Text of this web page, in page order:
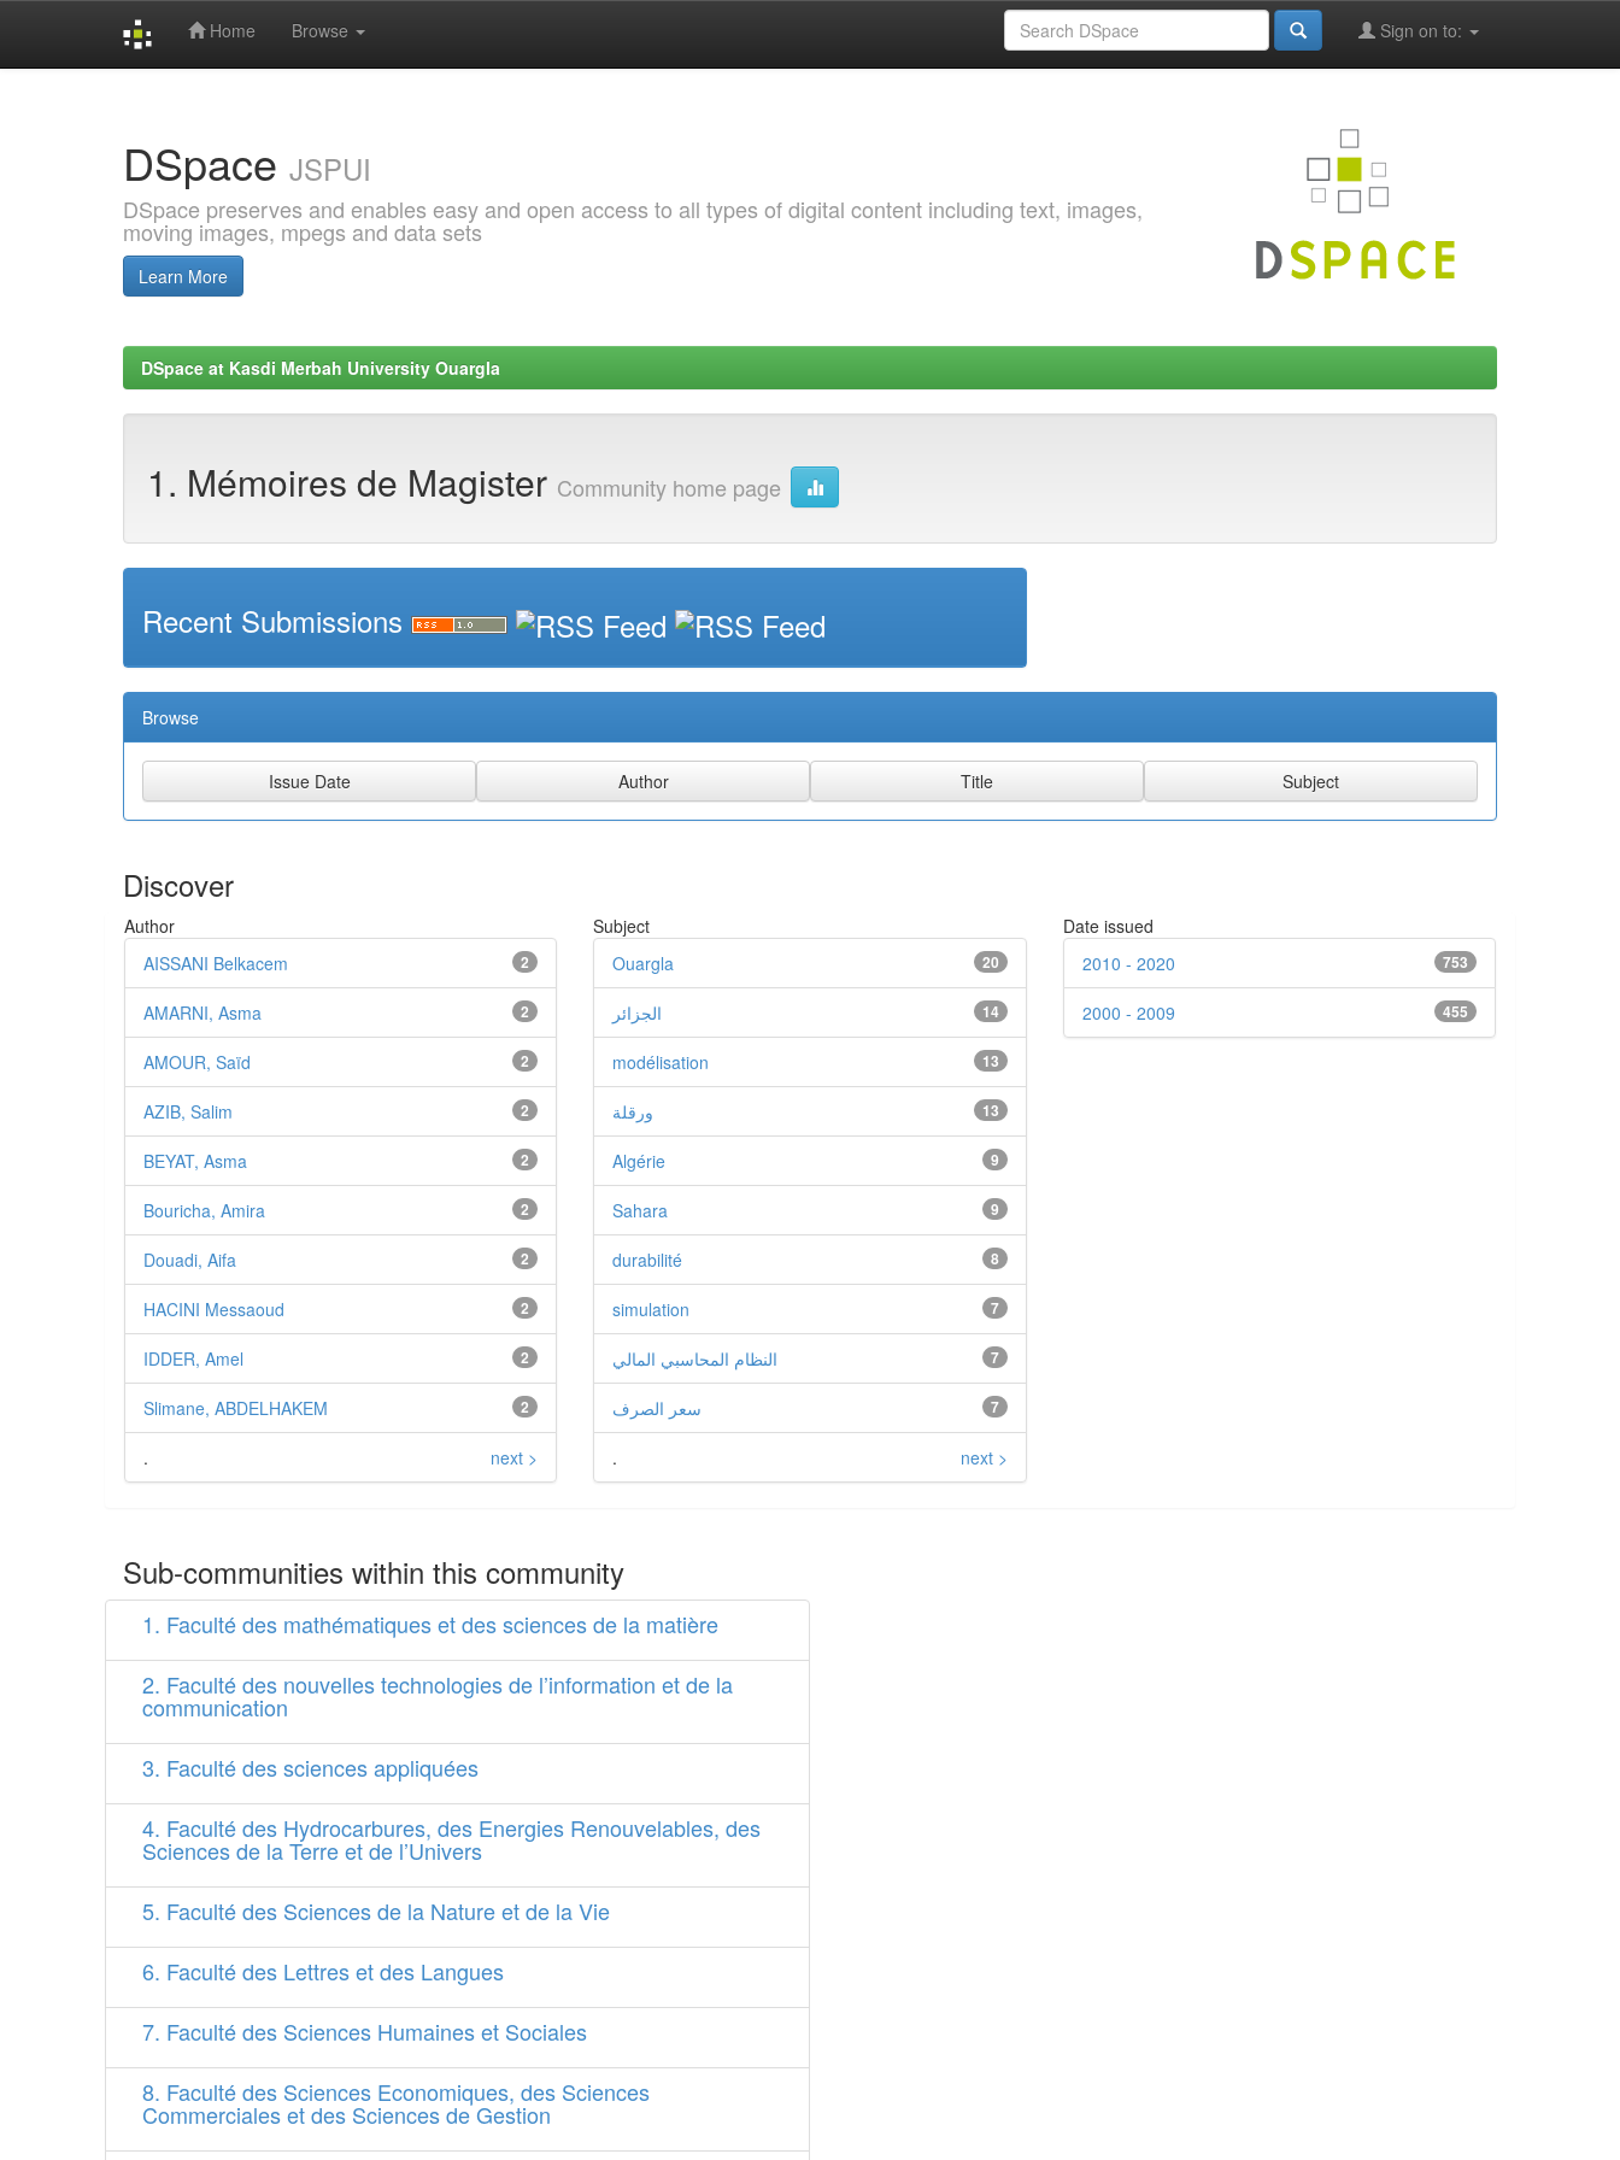
Home Browse Sign on to:
DSpace JSPUI
DSpace preserves and enables easy and open access to all types of digital content including text, images,
moving images, mpegs and data sets
Learn More
DSpace at Kasdi Merbah University Ouargla
1. Mémoires de Magister Community home page
Recent Submissions
Browse
Discover
Author
2
AISSANI Belkacem
2
AMARNI, Asma
2
AMOUR, Saïd
2
AZIB, Salim
2
BEYAT, Asma
2
Bouricha, Amira
2
Douadi, Aifa
2
HACINI Messaoud
2
IDDER, Amel
2
Slimane, ABDELHAKEM
. next >
Subject
20
Ouargla
14 الجزائر
13
modélisation
13 ورقلة
9
Algérie
9
Sahara
8
durabilité
7
simulation
7 النظام المحاسبي المالي
7 سعر الصرف
. next >
Date issued
753
2010 - 2020
455
2000 - 2009
Sub-communities within this community
1. Faculté des mathématiques et des sciences de la matière
2. Faculté des nouvelles technologies de l’information et de la
communication
3. Faculté des sciences appliquées
4. Faculté des Hydrocarbures, des Energies Renouvelables, des
Sciences de la Terre et de l’Univers
5. Faculté des Sciences de la Nature et de la Vie
6. Faculté des Lettres et des Langues
7. Faculté des Sciences Humaines et Sociales
8. Faculté des Sciences Economiques, des Sciences
Commerciales et des Sciences de Gestion